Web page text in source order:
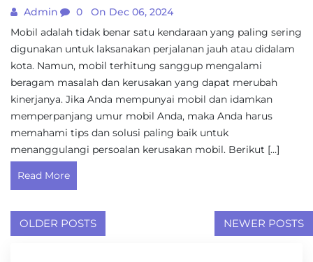
Admin 0
On Dec 06, 2024
Mobil adalah tidak benar satu kendaraan yang paling sering
digunakan untuk laksanakan perjalanan jauh atau didalam
kota. Namun, mobil terhitung sanggup mengalami
beragam masalah dan kerusakan yang dapat merubah
kinerjanya. Jika Anda mempunyai mobil dan idamkan
memperpanjang umur mobil Anda, maka Anda harus
memahami tips dan solusi paling baik untuk
menanggulangi persoalan kerusakan mobil. Berikut […]
Read More
Posts
OLDER POSTS NEWER POSTS